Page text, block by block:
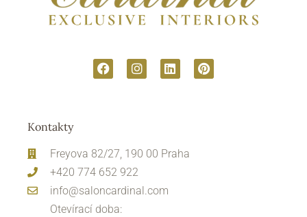
Kontakty
Freyova 82/27, 190 00 Praha
+420 774 652 922
info@saloncardinal.com
Otevírací doba: